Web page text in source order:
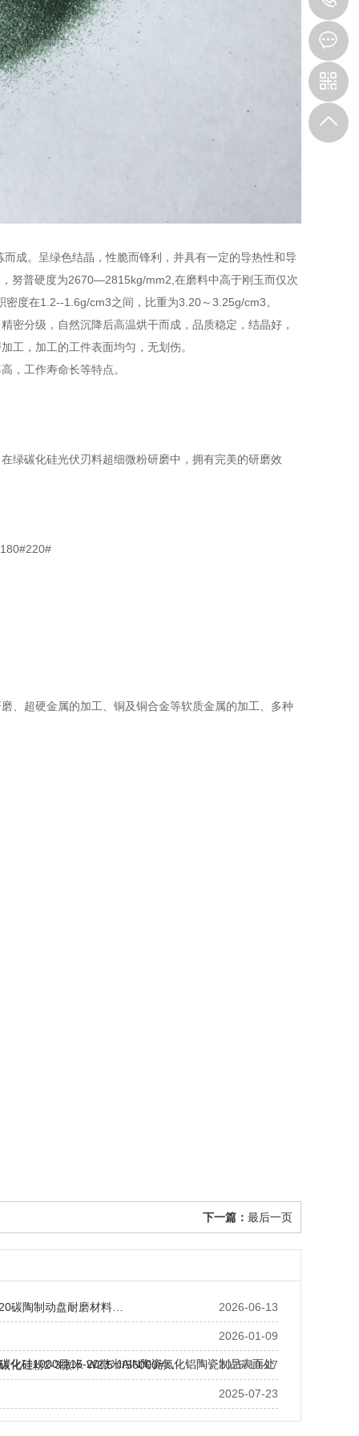
成。呈绿色结晶，性脆而锋利，并具有一定的导热性和导
努普硬度为2670—2815kg/mm2,在磨料中高于刚玉而仅次
度在1.2--1.6g/cm3之间，比重为3.20～3.25g/cm3。
密分级，自然沉降后高温烘干而成，品质稳定，结晶好，
工，加工的工件表面均匀，无划伤。
，工作寿命长等特点。
绿碳化硅光伏刃料超细微粉研磨中，拥有完美的研磨效
、超硬金属的加工、铜及铜合金等软质金属的加工、多种
下一篇： 最后一页
2026-06-13
碳陶制动盘耐磨材料…
2026-01-09
化硅1000目15-20微米AIN陶瓷氮化铝陶瓷制品表面处
2025-10-17
化硅粉2-3微米 W2.5 JIS6000#…
2025-07-23
用绿碳化硅微粉 日标3000#国标1000绿硅砂SIC…